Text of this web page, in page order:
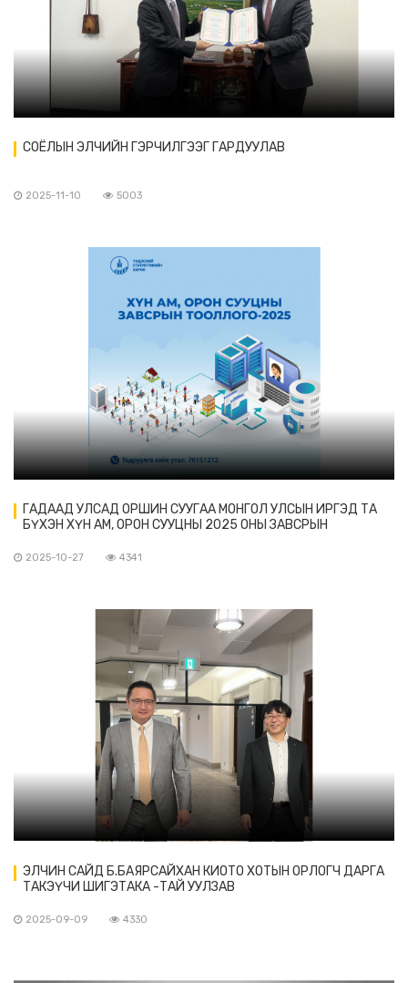
СОЁЛЫН ЭЛЧИЙН ГЭРЧИЛГЭЭГ ГАРДУУЛАВ
2025-11-10 5003
ГАДААД УЛСАД ОРШИН СУУГАА МОНГОЛ УЛСЫН ИРГЭД ТА
БҮХЭН ХҮН АМ, ОРОН СУУЦНЫ 2025 ОНЫ ЗАВСРЫН
2025-10-27 4341
ЭЛЧИН САЙД Б.БАЯРСАЙХАН КИОТО ХОТЫН ОРЛОГЧ ДАРГА
ТАКЭҮЧИ ШИГЭТАКА -ТАЙ УУЛЗАВ
2025-09-09 4330